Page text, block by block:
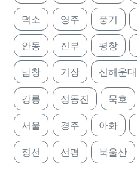
덕소 영주 풍기
안동 진부 평창
남창 기장 신해운대
강릉 정동진 묵호
서울 경주 아화
정선 선평 북울산